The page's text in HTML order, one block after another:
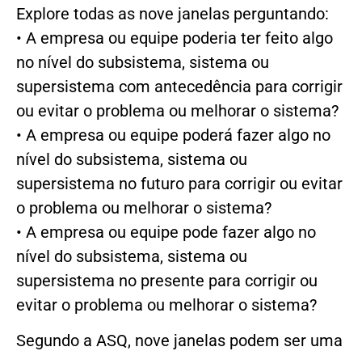
Explore todas as nove janelas perguntando:
• A empresa ou equipe poderia ter feito algo
no nível do subsistema, sistema ou
supersistema com antecedência para corrigir
ou evitar o problema ou melhorar o sistema?
• A empresa ou equipe poderá fazer algo no
nível do subsistema, sistema ou
supersistema no futuro para corrigir ou evitar
o problema ou melhorar o sistema?
• A empresa ou equipe pode fazer algo no
nível do subsistema, sistema ou
supersistema no presente para corrigir ou
evitar o problema ou melhorar o sistema?
Segundo a ASQ, nove janelas podem ser uma